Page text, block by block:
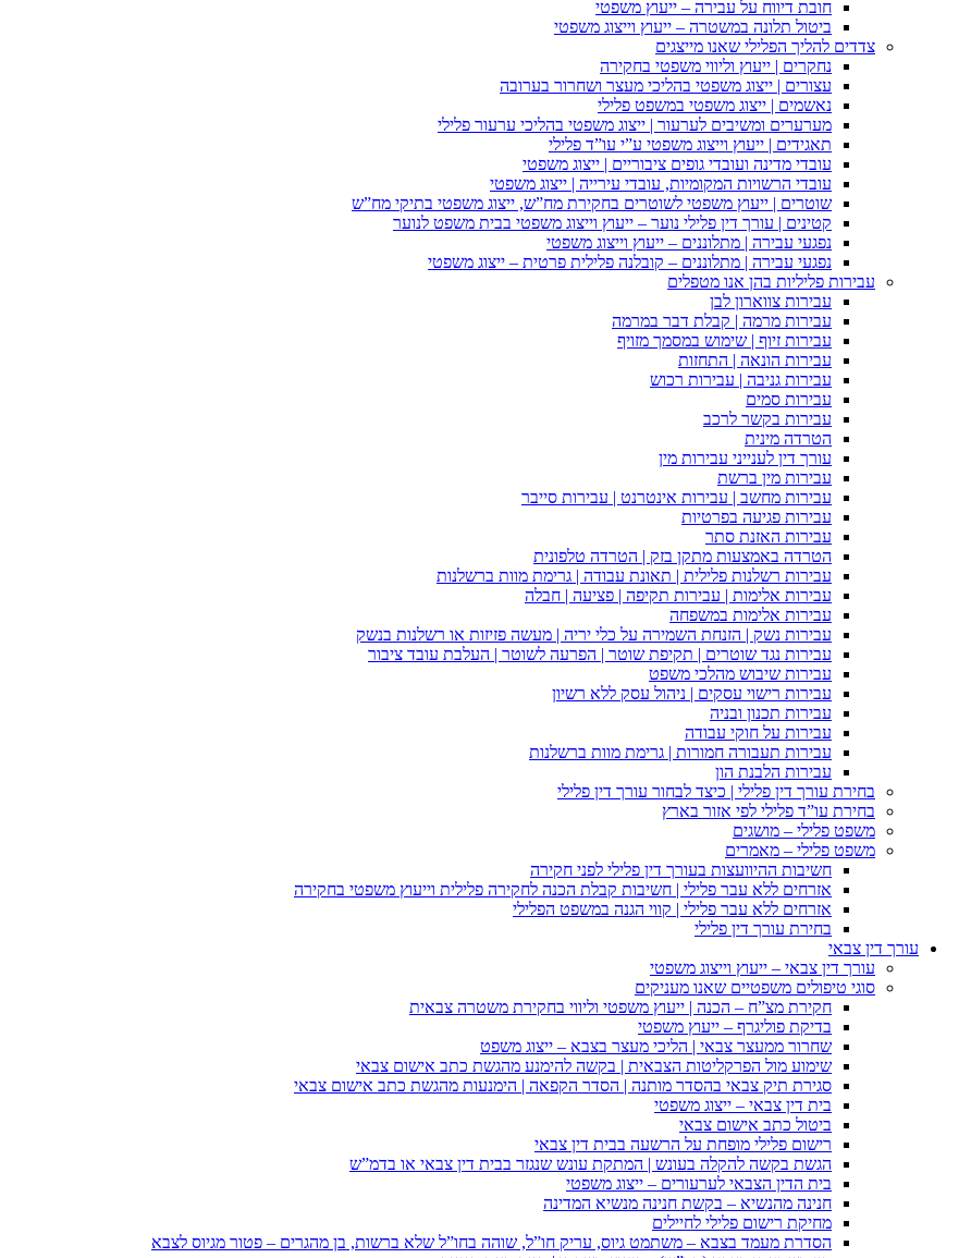
חובת דיווח על עבירה – ייעוץ משפטי
ביטול תלונה במשטרה – ייעוץ וייצוג משפטי
צדדים להליך הפלילי שאנו מייצגים
נחקרים | ייעוץ וליווי משפטי בחקירה
עצורים | ייצוג משפטי בהליכי מעצר ושחרור בערובה
נאשמים | ייצוג משפטי במשפט פלילי
מערערים ומשיבים לערעור | ייצוג משפטי בהליכי ערעור פלילי
תאגידים | ייעוץ וייצוג משפטי ע”י עו”ד פלילי
עובדי מדינה ועובדי גופים ציבוריים | ייצוג משפטי
עובדי הרשויות המקומיות, עובדי עירייה | ייצוג משפטי
שוטרים | ייעוץ משפטי לשוטרים בחקירת מח”ש, ייצוג משפטי בתיקי מח”ש
קטינים | עורך דין פלילי נוער – ייעוץ וייצוג משפטי בבית משפט לנוער
נפגעי עבירה | מתלוננים – ייעוץ וייצוג משפטי
נפגעי עבירה | מתלוננים – קובלנה פלילית פרטית – ייצוג משפטי
עבירות פליליות בהן אנו מטפלים
עבירות צווארון לבן
עבירות מרמה | קבלת דבר במרמה
עבירות זיוף | שימוש במסמך מזויף
עבירות הונאה | התחזות
עבירות גניבה | עבירות רכוש
עבירות סמים
עבירות בקשר לרכב
הטרדה מינית
עורך דין לענייני עבירות מין
עבירות מין ברשת
עבירות מחשב | עבירות אינטרנט | עבירות סייבר
עבירות פגיעה בפרטיות
עבירות האזנת סתר
הטרדה באמצעות מתקן בזק | הטרדה טלפונית
עבירות רשלנות פלילית | תאונת עבודה | גרימת מוות ברשלנות
עבירות אלימות | עבירות תקיפה | פציעה | חבלה
עבירות אלימות במשפחה
עבירות נשק | הזנחת השמירה על כלי יריה | מעשה פזיזות או רשלנות בנשק
עבירות נגד שוטרים | תקיפת שוטר | הפרעה לשוטר | העלבת עובד ציבור
עבירות שיבוש מהלכי משפט
עבירות רישוי עסקים | ניהול עסק ללא רשיון
עבירות תכנון ובניה
עבירות על חוקי עבודה
עבירות תעבורה חמורות | גרימת מוות ברשלנות
עבירות הלבנת הון
בחירת עורך דין פלילי | כיצד לבחור עורך דין פלילי
בחירת עו”ד פלילי לפי אזור בארץ
משפט פלילי – מושגים
משפט פלילי – מאמרים
חשיבות ההיוועצות בעורך דין פלילי לפני חקירה
אזרחים ללא עבר פלילי | חשיבות קבלת הכנה לחקירה פלילית וייעוץ משפטי בחקירה
אזרחים ללא עבר פלילי | קווי הגנה במשפט הפלילי
בחירת עורך דין פלילי
עורך דין צבאי
עורך דין צבאי – ייעוץ וייצוג משפטי
סוגי טיפולים משפטיים שאנו מעניקים
חקירת מצ”ח – הכנה | ייעוץ משפטי וליווי בחקירת משטרה צבאית
בדיקת פוליגרף – ייעוץ משפטי
שחרור ממעצר צבאי | הליכי מעצר בצבא – ייצוג משפט
שימוע מול הפרקליטות הצבאית | בקשה להימנע מהגשת כתב אישום צבאי
סגירת תיק צבאי בהסדר מותנה | הסדר הקפאה | הימנעות מהגשת כתב אישום צבאי
בית דין צבאי – ייצוג משפטי
ביטול כתב אישום צבאי
רישום פלילי מופחת על הרשעה בבית דין צבאי
הגשת בקשה להקלה בעונש | המתקת עונש שנגזר בבית דין צבאי או בדמ”ש
בית הדין הצבאי לערעורים – ייצוג משפטי
חנינה מהנשיא – בקשת חנינה מנשיא המדינה
מחיקת רישום פלילי לחיילים
הסדרת מעמד בצבא – משתמט גיוס, עריק חו”ל, שוהה בחו”ל שלא ברשות, בן מהגרים – פטור מגיוס לצבא